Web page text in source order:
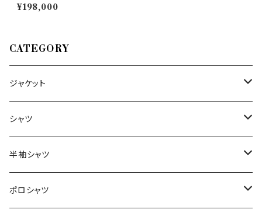
ウンジャケット F0MUCX742-
185-41 35115
¥198,000
CATEGORY
ジャケット
～44/S
46/M
48/L
シャツ
～44/S
46/M
半袖シャツ
～44/S
ポロシャツ